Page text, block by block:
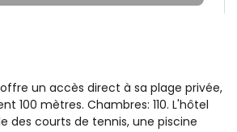
un accès direct à sa plage privée,
100 mètres. Chambres: 110. L'hôtel
des courts de tennis, une piscine